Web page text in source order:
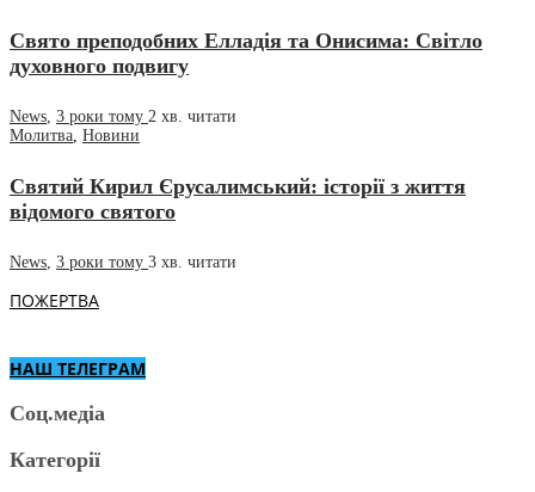
Свято преподобних Елладія та Онисима: Світло
духовного подвигу
News 3 роки тому 2 хв. читати
Молитва Новини
Святий Кирил Єрусалимський: історії з життя
відомого святого
News 3 роки тому 3 хв. читати
ПОЖЕРТВА
НАШ ТЕЛЕГРАМ
Соц.медіа
Категорії